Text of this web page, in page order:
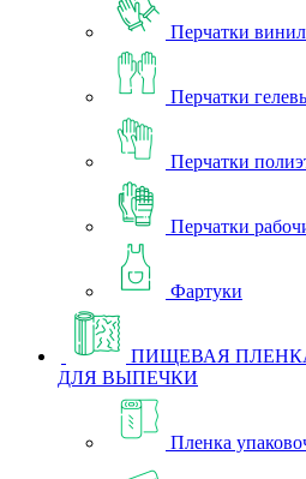
Перчатки
Перчатки
Перчатки
Перчатки
Фартуки
ПИЩЕВАЯ
ДЛЯ ВЫПЕЧКИ
Пленка